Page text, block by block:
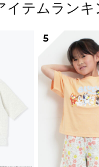
イテムランキ
5